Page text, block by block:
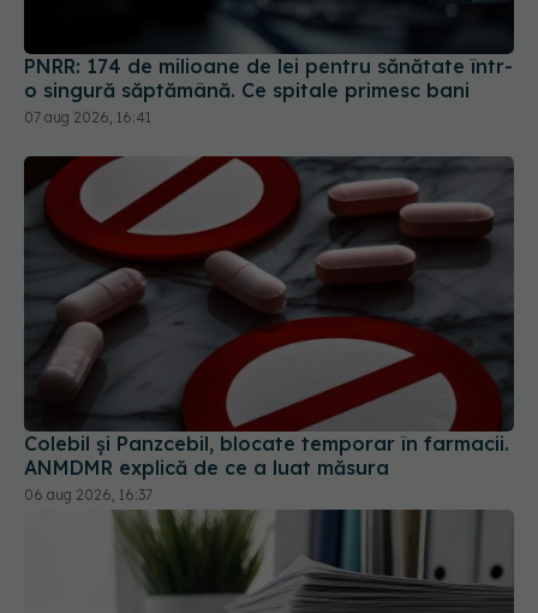
PNRR: 174 de milioane de lei pentru sănătate într-
o singură săptămână. Ce spitale primesc bani
07 aug 2026, 16:41
Colebil și Panzcebil, blocate temporar în farmacii.
ANMDMR explică de ce a luat măsura
06 aug 2026, 16:37